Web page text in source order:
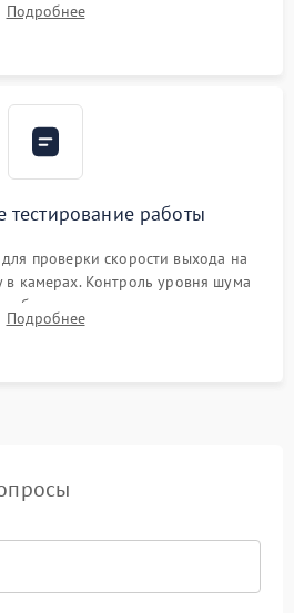
рабочего давления в системе.
Подробнее
тестирование работы
проверки скорости выхода на
в камерах. Контроль уровня шума
обмерзания стенок и корректного
автоматической оттайки.
Подробнее